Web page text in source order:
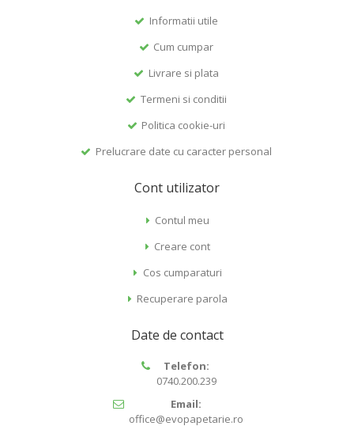
Informatii utile
Cum cumpar
Livrare si plata
Termeni si conditii
Politica cookie-uri
Prelucrare date cu caracter personal
Cont utilizator
Contul meu
Creare cont
Cos cumparaturi
Recuperare parola
Date de contact
Telefon:
0740.200.239
Email:
office@evopapetarie.ro